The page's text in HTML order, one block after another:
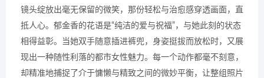
镜头绽放出毫无保留的微笑，那份轻松与治愈感穿透画面，直
抵人心。郁金香的花语是“纯洁的爱与祝福”，与她此刻的状态
相得益彰。当她双手随意插进裤兜，身姿挺拔而放松时，又展
现出一种随性利落的都市女性魅力。每一个动作都毫不刻意，
却精准地捕捉了介于慵懒与精致之间的微妙平衡，让整组照片